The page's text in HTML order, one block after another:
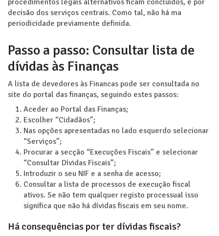
decisão dos serviços centrais. Como tal, não há ma
periodicidade previamente definida.
Passo a passo: Consultar lista de
dívidas às Finanças
A lista de devedores às Financas pode ser consultada no
site do portal das finanças, seguindo estes passos:
Aceder ao Portal das Finanças;
Escolher “Cidadãos”;
Nas opções apresentadas no lado esquerdo selecionar
“Serviços”;
Procurar a secção “Execuções Fiscais” e selecionar
“Consultar Dívidas Fiscais”;
Introduzir o seu NIF e a senha de acesso;
Consultar a lista de processos de execução fiscal
ativos. Se não tem qualquer registo processual isso
significa que não há dívidas fiscais em seu nome.
Há consequências por ter dívidas fiscais?